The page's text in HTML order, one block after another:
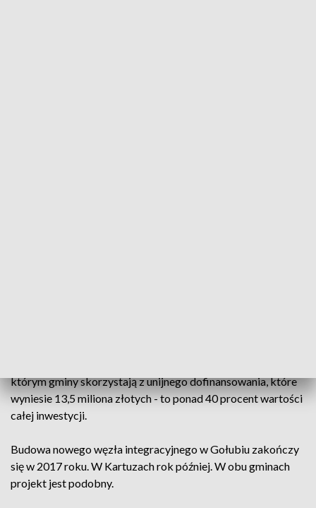
którym gminy skorzystają z unijnego dofinansowania, które
wyniesie 13,5 miliona złotych - to ponad 40 procent wartości
całej inwestycji.
Budowa nowego węzła integracyjnego w Gołubiu zakończy
się w 2017 roku. W Kartuzach rok później. W obu gminach
projekt jest podobny.